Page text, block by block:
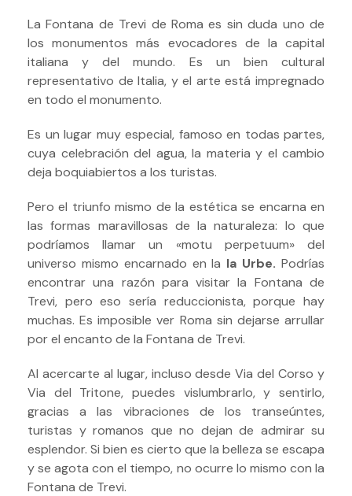
La Fontana de Trevi de Roma es sin duda uno de
los monumentos más evocadores de la capital
italiana y del mundo. Es un bien cultural
representativo de Italia, y el arte está impregnado
en todo el monumento.
Es un lugar muy especial, famoso en todas partes,
cuya celebración del agua, la materia y el cambio
deja boquiabiertos a los turistas.
Pero el triunfo mismo de la estética se encarna en
las formas maravillosas de la naturaleza: lo que
podríamos llamar un «motu perpetuum» del
universo mismo encarnado en la la Urbe.Podrías
encontrar una razón para visitar la Fontana de
Trevi, pero eso sería reduccionista, porque hay
muchas.Es imposible ver Roma sin dejarse arrullar
por el encanto de la Fontana de Trevi.
Al acercarte al lugar, incluso desde Via del Corso y
Via del Tritone, puedes vislumbrarlo, y sentirlo,
gracias a las vibraciones de los transeúntes,
turistas y romanos que no dejan de admirar su
esplendor. Si bien es cierto que la belleza se escapa
y se agota con el tiempo, no ocurre lo mismo con la
Fontana de Trevi.